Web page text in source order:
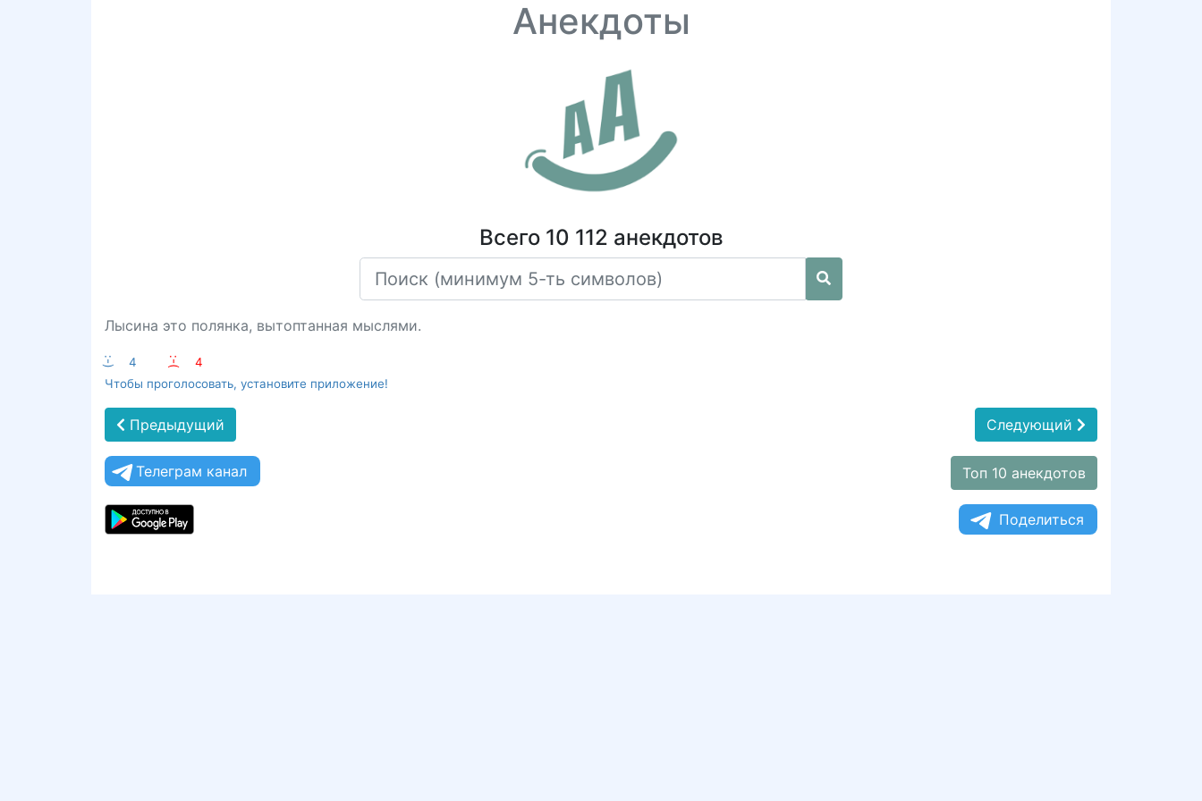
Анекдоты
Всего 10 112 анекдотов
Лысина это полянка, вытоптанная мыслями.
:-) 4 :-(
4
Чтобы проголосовать, установите приложение!
Предыдущий Следующий
Телеграм канал Топ 10 анекдотов
Поделиться